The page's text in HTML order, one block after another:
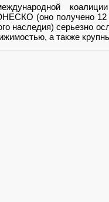
(оно получено 12
наследия) серьезно
а также